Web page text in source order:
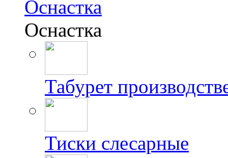
Оснастка
Оснастка
Табурет
Тиски слесарные